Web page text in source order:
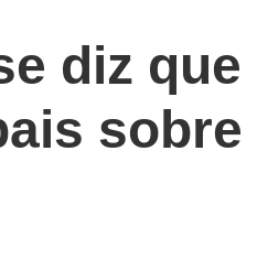
diz que
sobre